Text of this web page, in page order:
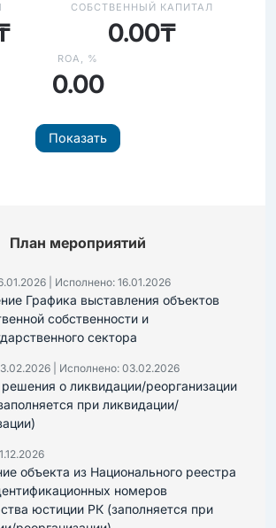
СОБСТВЕННЫЙ КАПИТАЛ
0.00₸
ROA, %
0.00
Показать
План мероприятий
| Исполнено: 16.01.2026
Графика выставления объектов
собственности и
сектора
| Исполнено: 03.02.2026
о ликвидации/реорганизации
при ликвидации/
объекта из Национального реестра
номеров
юстиции РК (заполняется при